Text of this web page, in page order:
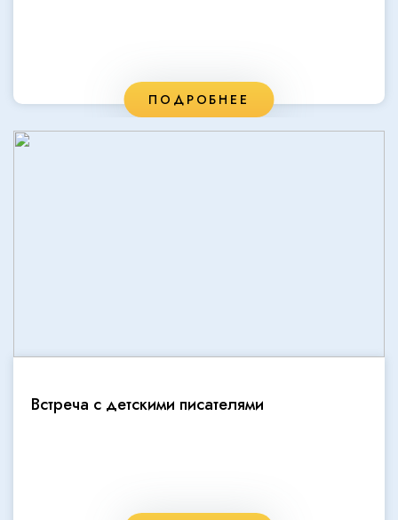
ПОДРОБНЕЕ
Встреча с детскими писателями